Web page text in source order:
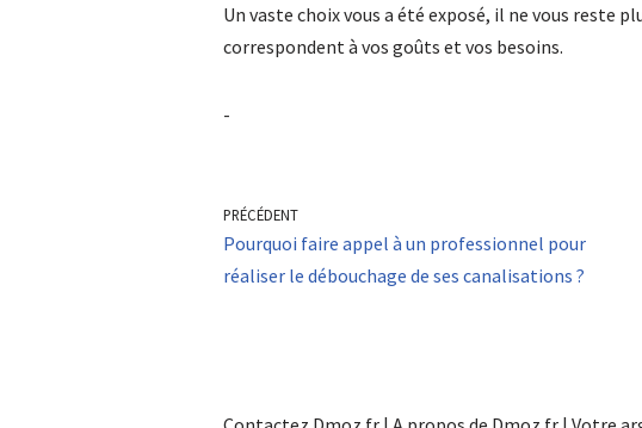
Un vaste choix vous a été exposé, il ne vous reste
correspondent à vos goûts et vos besoins.
-
PRÉCÉDENT
Pourquoi faire appel à un professionnel pour
réaliser le débouchage de ses canalisations ?